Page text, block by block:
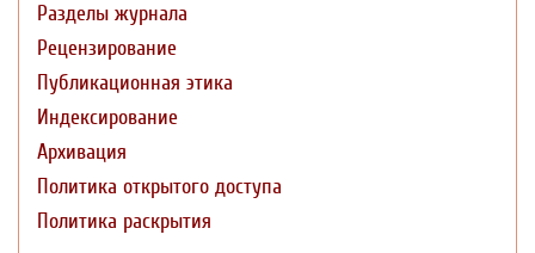
Разделы журнала
Рецензирование
Публикационная этика
Индексирование
Архивация
Политика открытого доступа
Политика раскрытия